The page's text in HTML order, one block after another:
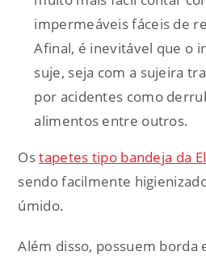
impermeáveis fáceis de
Afinal, é inevitável que o
suje, seja com a sujeira
por acidentes como
alimentos entre outros.
Ostapetes tipo bandeja da
sendo facilmente
úmido.
Além disso, possuem borda